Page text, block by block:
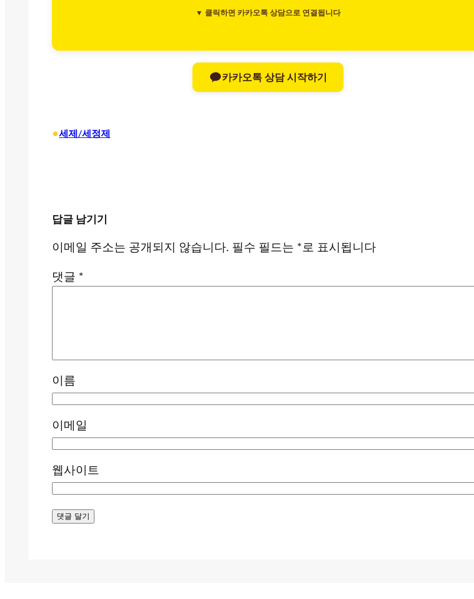
▼ 클릭하면 카카오톡 상담으로 연결됩니다
카카오톡 상담 시작하기
•세제/세정제
답글 남기기
이메일 주소는 공개되지 않습니다. 필수 필드는 *로 표시됩니다
댓글 *
이름
이메일
웹사이트